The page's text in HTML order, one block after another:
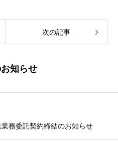
次の記事
知らせ
務委託契約締結のお知らせ